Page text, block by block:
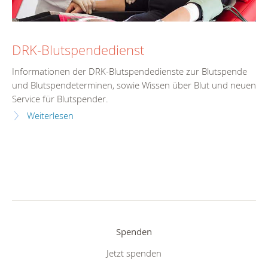
DRK-Blutspendedienst
Informationen der DRK-Blutspendedienste zur Blutspende
und Blutspendeterminen, sowie Wissen über Blut und neuen
Service für Blutspender.
Weiterlesen
Spenden
Jetzt spenden